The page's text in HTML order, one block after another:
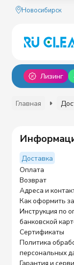
Новосибирск
Лизинг
Главная
Доставка
Оплата
Возврат
Адреса и
Как оформить
Инструкция по
банковской
Сертификаты
Политика
персональных
Гарантия и